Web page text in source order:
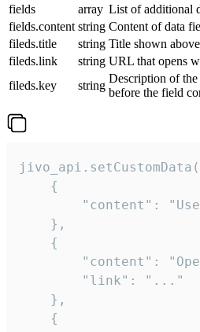
fields
array List of additional
fields.content string Content of data
fileds.title
string Title shown
fileds.link
string URL that opens
fileds.key
string
Description of
before the field
    {
"content":
    },
    {
"content":
        "link": "..."
    },
    {